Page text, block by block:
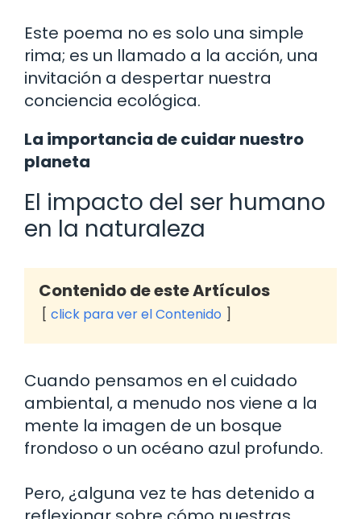
Este poema no es solo una simple
rima; es un llamado a la acción, una
invitación a despertar nuestra
conciencia ecológica.
La importancia de cuidar nuestro
planeta
El impacto del ser humano
en la naturaleza
Contenido de este Artículos
click para ver el Contenido
Cuando pensamos en el cuidado
ambiental, a menudo nos viene a la
mente la imagen de un bosque
frondoso o un océano azul profundo.
Pero, ¿alguna vez te has detenido a